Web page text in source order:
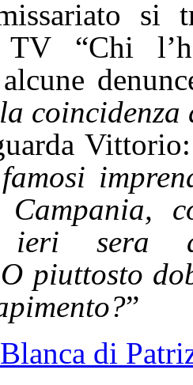
si
TV “Chi
alcune
Campania,
ieri sera
piuttosto
”
di